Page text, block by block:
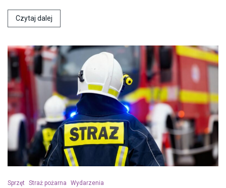
Czytaj dalej
Sprzęt Straż pożarna Wydarzenia